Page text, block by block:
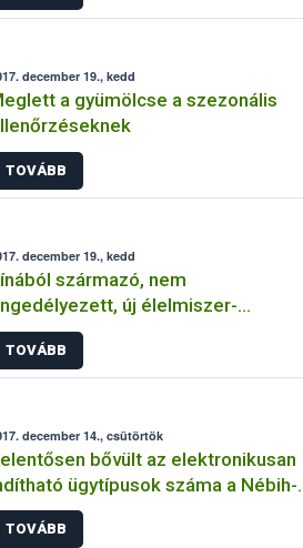
december 19., kedd
a gyümölcse a szezonális
TOVÁBB
december 19., kedd
származó, nem
új élelmiszer-
tartalmazó készítmény
kerülhetett forgalomba
TOVÁBB
december 14., csütörtök
bővült az elektronikusan
ügytípusok száma a Nébih-
TOVÁBB